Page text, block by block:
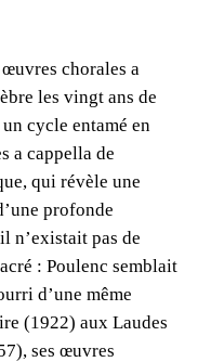
chorales a
les vingt ans de
cycle entamé en
a cappella de
qui révèle une
profonde
n’existait pas de
: Poulenc semblait
d’une même
(1922) aux Laudes
ses œuvres